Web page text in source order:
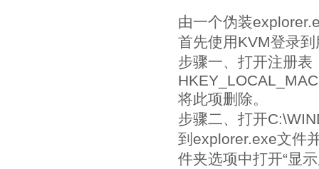
由一个伪装
首先使用KVM登录
步骤一、打开注册表
将此项删除。
步骤二、打开
到explorer.exe文件
件夹选项中打开“显